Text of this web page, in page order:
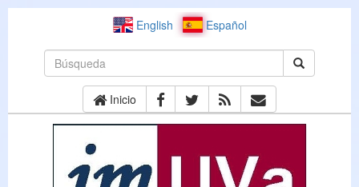
English Español
Inicio